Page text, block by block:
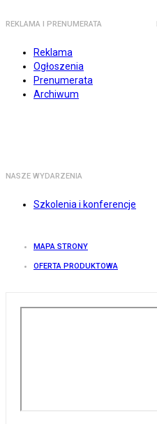
REKLAMA I PRENUMERATA
Reklama
Ogłoszenia
Prenumerata
Archiwum
NASZE WYDARZENIA
Szkolenia i konferencje
MAPA STRONY
OFERTA PRODUKTOWA